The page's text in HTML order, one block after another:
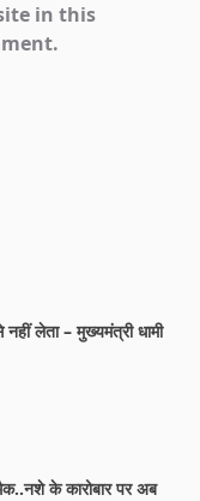
in this
नहीं लेता – मुख्यमंत्री धामी
के कारोबार पर अब